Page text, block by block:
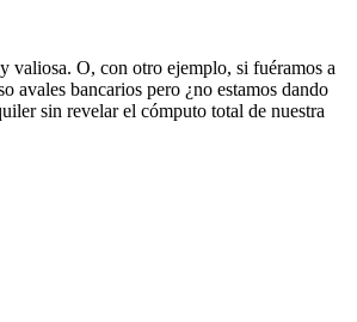
valiosa. O, con otro ejemplo, si fuéramos a
avales bancarios pero ¿no estamos dando
sin revelar el cómputo total de nuestra